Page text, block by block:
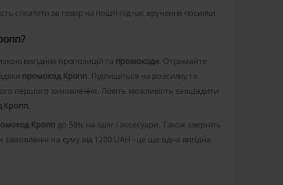
сплатити за товар на пошті під час вручення посилки.
вигідних пропозицій та промокоди. Отримайте
промокод Кропп. Підпишіться на розсилку та
першого замовлення. Ловіть можливість заощадити
Кропп.
Кропп до 50% на одяг і аксесуари. Також зверніть
на суму від 1200 UAH - це ще одна вигідна